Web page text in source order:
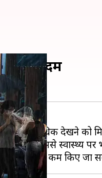
ये 5 कदम
में अधिक देखने को
इससे स्वास्थ्य पर